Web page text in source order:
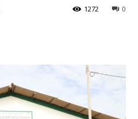
0
1272